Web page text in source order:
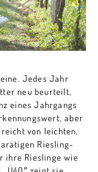
Jedes Jahr
neu beurteilt,
eines Jahrgangs
aber
von leichten,
Riesling-
ihre Rieslinge wie